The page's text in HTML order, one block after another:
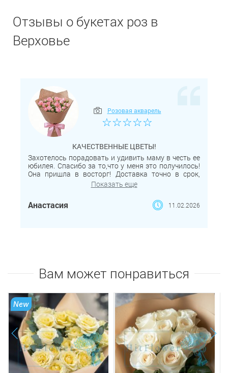
Отзывы о букетах роз в
Верховье
Розовая акварель
☆☆☆☆☆
КАЧЕСТВЕННЫЕ ЦВЕТЫ!
Захотелось порадовать и удивить маму в честь ее
юбилея. Спасибо за то,что у меня это получилось!
Она пришла в восторг! Доставка точно в срок,
цветы свежие и радовали долго. Буду советовать
друзьям и знакомым этот магазин.
Показать еще
Анастасия 11.02.2026
Вам может понравиться
prev next
New